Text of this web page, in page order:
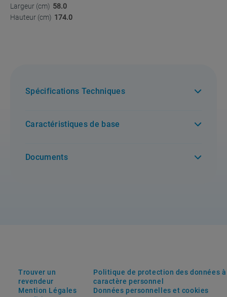
Largeur (cm) 58.0
Hauteur (cm) 174.0
Spécifications Techniques
Caractéristiques de base
Documents
Trouver un
revendeur
Mention Légales
Politique de protection des données à
caractère personnel
Données personnelles et cookies